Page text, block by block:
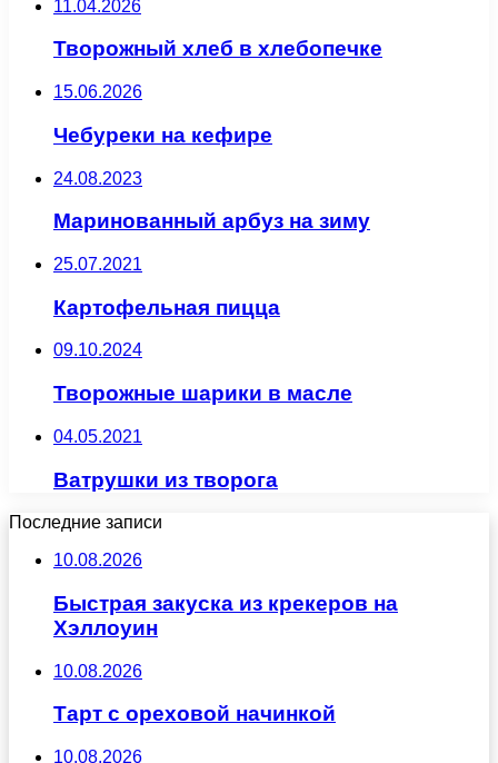
11.04.2026
Творожный хлеб в хлебопечке
15.06.2026
Чебуреки на кефире
24.08.2023
Маринованный арбуз на зиму
25.07.2021
Картофельная пицца
09.10.2024
Творожные шарики в масле
04.05.2021
Ватрушки из творога
Последние записи
10.08.2026
Быстрая закуска из крекеров на
Хэллоуин
10.08.2026
Тарт с ореховой начинкой
10.08.2026